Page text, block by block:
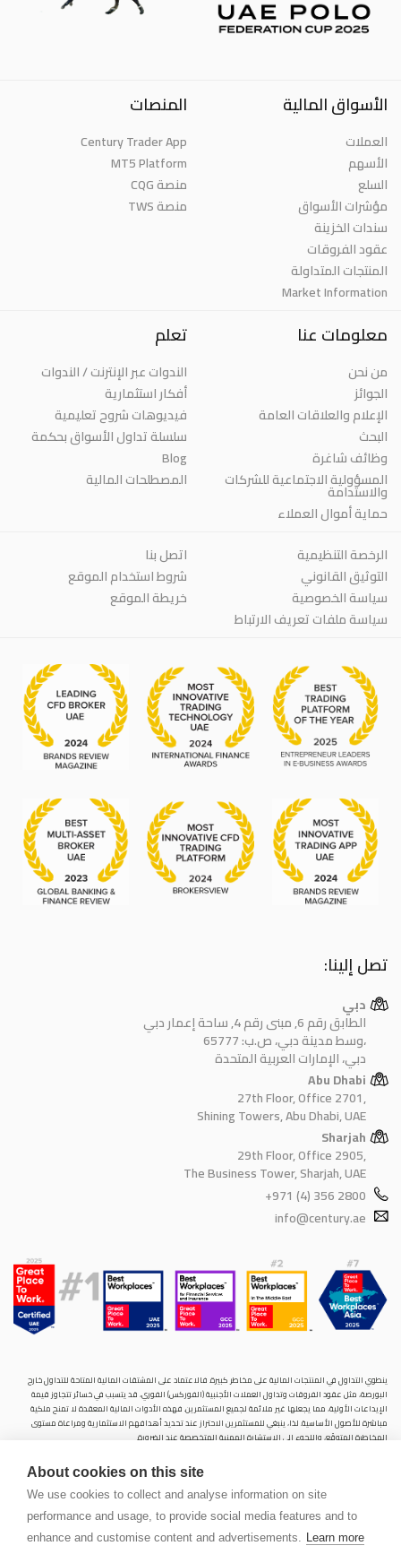
About cookies on this site
We use cookies to collect and analyse information on site
performance and usage, to provide social media features and to
enhance and customise content and advertisements. Learn more
الأسواق المالية
العملات
الأسهم
السلع
مؤشرات الأسواق
سندات الخزينة
عقود الفروقات
المنتجات المتداولة
Market Information
المنصات
Century Trader App
MT5 Platform
منصة CQG
منصة TWS
معلومات عنا
من نحن
الجوائز
الإعلام والعلاقات العامة
البحث
وظائف شاغرة
المسؤولية الاجتماعية للشركات
والاستدامة
حماية أموال العملاء
تعلم
الندوات عبر الإنترنت / الندوات
أفكار استثمارية
فيديوهات شروح تعليمية
سلسلة تداول الأسواق بحكمة
Blog
المصطلحات المالية
الرخصة التنظيمية
التوثيق القانوني
سياسة الخصوصية
سياسة ملفات تعريف الارتباط
اتصل بنا
شروط استخدام الموقع
خريطة الموقع
تصل إلينا:
دبي
الطابق رقم 6, مبنى رقم 4, ساحة إعمار دبي
وسط مدينة دبي، ص.ب: 65777،
دبي، الإمارات العربية المتحدة
Abu Dhabi
27th Floor, Office 2701,
Shining Towers, Abu Dhabi, UAE
Sharjah
29th Floor, Office 2905,
The Business Tower, Sharjah, UAE
+971 (4) 356 2800
info@century.ae
ينطوي التداول في المنتجات المالية على مخاطر كبيرة. فالاعتماد على المشتقات المالية المتاحة للتداول خارح
البورصة، مثل عقود الفروقات وتداول العملات الأجنبية (الفوركس) الفوري، قد يتسبب في خسائر تتجاوز قيمة
الإيداعات الأولية، مما يجعلها غير ملائمة لجميع المستثمرين. فهذه الأدوات المالية المعقدة لا تمنح ملكية
مباشرة للأصول الأساسية. لذا، ينبغي للمستثمرين الاحتراز عند تحديد أهدافهم الاستثمارية ومراعاة مستوى
المخاطرة المتوقَع، واللجوء إلى الاستشارة المهنية المتخصصة عند الضرورة.
في دولة الإمارات العربية المتحدة، بموجب الترخيص رقم (20200000028) و(301044) لتولي أعمال الوساطة في
الأسواق الدولية، وتداول المشتقات المالية والعملات المتاحة للتداول خارج البورصة في سوق التداول الفوري،
بالإضافة إلى تقديم الخدمات الاستشارية والترويجية. تأسست الشركة بموجب قوانين دولة الإمارات العربية
المتحدة، وهي مسجلة لدى دائرة التنمية الاقتصادية بدبي (رقم: 768189)، حيث يقع مكتبها المسجّل في 601،
الطابق السادس، المبنى رقم 4، ميدان إعمار، وسط مدينة دبي، دولة الإمارات العربية المتحدة، ص.ب. 65777.